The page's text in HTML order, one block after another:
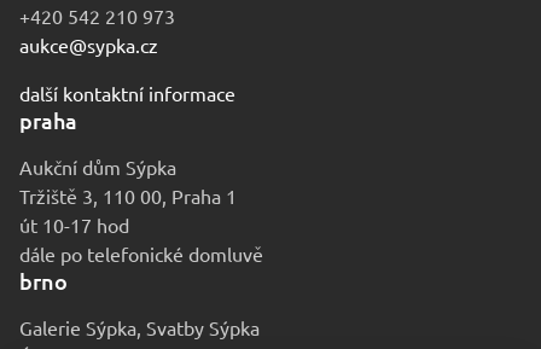
+420 542 210 973
aukce@sypka.cz
další kontaktní informace
praha
Aukční dům Sýpka
Tržiště 3, 110 00, Praha 1
út 10-17 hod
dále po telefonické domluvě
brno
Galerie Sýpka, Svatby Sýpka